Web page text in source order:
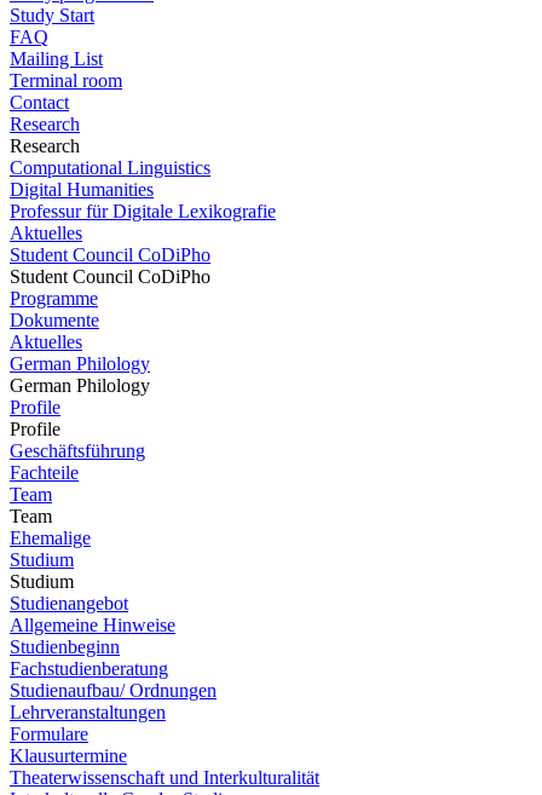
Study Start
FAQ
Mailing List
Terminal room
Contact
Research
Research
Computational Linguistics
Digital Humanities
Professur für Digitale Lexikografie
Aktuelles
Student Council CoDiPho
Student Council CoDiPho
Programme
Dokumente
Aktuelles
German Philology
German Philology
Profile
Profile
Geschäftsführung
Fachteile
Team
Team
Ehemalige
Studium
Studium
Studienangebot
Allgemeine Hinweise
Studienbeginn
Fachstudienberatung
Studienaufbau/ Ordnungen
Lehrveranstaltungen
Formulare
Klausurtermine
Theaterwissenschaft und Interkulturalität